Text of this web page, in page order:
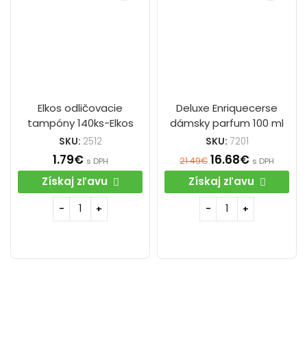
Elkos odličovacie
tampóny 140ks-Elkos
SKU: 2512
1.79€ s DPH
Získaj zľavu
Deluxe Enriquecerse
dámsky parfum 100 ml
SKU: 7201
21.49€ 16.68€ s DPH
Získaj zľavu